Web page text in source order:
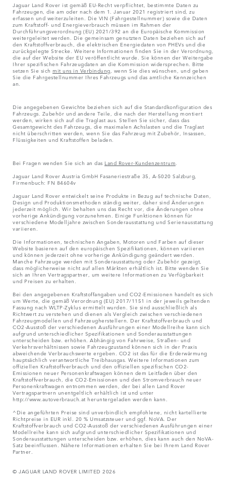
Jaguar Land Rover ist gemäß EU-Recht verpflichtet, bestimmte Daten zu
Fahrzeugen, die am oder nach dem 1. Januar 2021 registriert sind, zu
erfassen und weiterzuleiten. Die VIN (Fahrgestellnummer) sowie die Daten
zum Kraftstoff- und Energieverbrauch müssen im Rahmen der
Durchführungsverordnung (EU) 2021/392 an die Europäische Kommission
weitergeleitet werden. Die gemeinsam genutzten Daten beziehen sich auf
den Kraftstoffverbrauch, die elektrischen Energiedaten von PHEVs und die
zurückgelegte Strecke. Weitere Informationen finden Sie in der Verordnung,
die auf der Website der EU veröffentlicht wurde. Sie können der Weitergabe
Ihrer spezifischen Fahrzeugdaten an die Kommission widersprechen. Bitte
setzen Sie sich mit uns in Verbindung , wenn Sie dies wünschen, und geben
Sie die Fahrgestellnummer Ihres Fahrzeugs und das amtliche Kennzeichen
an.
Die angegebenen Gewichte beziehen sich auf die Standardkonfiguration des
Fahrzeugs. Zubehör und andere Teile, die nach der Herstellung montiert
werden, wirken sich auf die Traglast aus. Stellen Sie sicher, dass das
Gesamtgewicht des Fahrzeugs, die maximalen Achslasten und die Traglast
nicht überschritten werden, wenn Sie das Fahrzeug mit Zubehör, Insassen,
Flüssigkeiten und Kraftstoffen beladen.
Bei Fragen wenden Sie sich an das Land Rover-Kundenzentrum
Jaguar Land Rover Austria GmbH Fasaneriestraße 35, A-5020 Salzburg,
Firmenbuch: FN 84604v
Jaguar Land Rover entwickelt seine Produkte in Bezug auf technische Daten,
Design und Produktionsmethoden ständig weiter, daher sind Änderungen
jederzeit möglich. Wir behalten uns das Recht vor, die Änderungen ohne
vorherige Ankündigung vorzunehmen. Einige Funktionen können für
verschiedene Modelljahre zwischen Sonderausstattung und Serienausstattung
variieren.
Die Informationen, technischen Angaben, Motoren und Farben auf dieser
Website basieren auf den europäischen Spezifikationen, können variieren
und können jederzeit ohne vorherige Ankündigung geändert werden.
Manche Fahrzeuge werden mit Sonderausstattung oder Zubehör gezeigt,
dass möglicherweise nicht auf allen Märkten erhältlich ist. Bitte wenden Sie
sich an Ihren Vertragspartner, um weitere Informationen zu Verfügbarkeit
und Preisen zu erhalten.
Bei den angegebenen Kraftstoffangaben und CO2-Emissionen handelt es sich
um Werte, die gemäß Verordnung (EU) 2017/1151 in der jeweils geltenden
Fassung nach WLTP-Zyklus ermittelt wurden. Sie sind ausschließlich als
Richtwert zu verstehen und dienen als Vergleich zwischen verschiedenen
Fahrzeugmodellen und Fahrzeugherstellern. Der Kraftstoffverbrauch und
CO2-Ausstoß der verschiedenen Ausführungen einer Modellreihe kann sich
aufgrund unterschiedlicher Spezifikationen und Sonderausstattungen
unterscheiden bzw. erhöhen. Abhängig von Fahrweise, Straßen- und
Verkehrsverhältnissen sowie Fahrzeugzustand können sich in der Praxis
abweichende Verbrauchswerte ergeben. CO2 ist das für die Erderwärmung
hauptsächlich verantwortliche Treibhausgas. Weitere Informationen zum
offiziellen Kraftstoffverbrauch und den offiziellen spezifischen CO2-
Emissionen neuer Personenkraftwagen können dem Leitfaden über den
Kraftstoffverbrauch, die CO2-Emissionen und den Stromverbrauch neuer
Personenkraftwagen entnommen werden, der bei allen Land Rover
Vertragspartnern unentgeltlich erhältlich ist und unter
http://www.autoverbrauch.at heruntergeladen werden kann.
^Die angeführten Preise sind unverbindlich empfohlene, nicht kartellierte
Richtpreise in EUR inkl. 20 % Umsatzsteuer und ggf. NoVA. Der
Kraftstoffverbrauch und CO2-Ausstoß der verschiedenen Ausführungen einer
Modellreihe kann sich aufgrund unterschiedlicher Spezifikationen und
Sonderausstattungen unterscheiden bzw. erhöhen, dies kann auch den NoVA-
Satz beeinflussen. Nähere Informationen erhalten Sie bei Ihrem Land Rover
Partner.
© JAGUAR LAND ROVER LIMITED 2026